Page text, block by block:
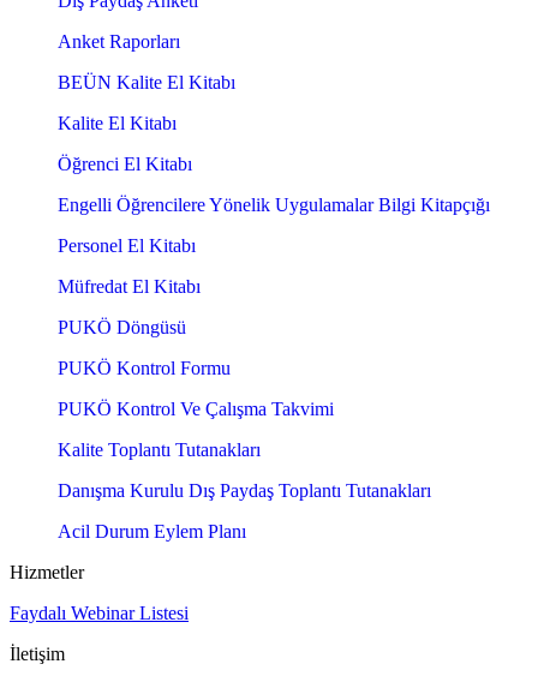
Anket Raporları
BEÜN Kalite El Kitabı
Kalite El Kitabı
Öğrenci El Kitabı
Engelli Öğrencilere Yönelik Uygulamalar Bilgi Kitapçığı
Personel El Kitabı
Müfredat El Kitabı
PUKÖ Döngüsü
PUKÖ Kontrol Formu
PUKÖ Kontrol Ve Çalışma Takvimi
Kalite Toplantı Tutanakları
Danışma Kurulu Dış Paydaş Toplantı Tutanakları
Acil Durum Eylem Planı
Hizmetler
Faydalı Webinar Listesi
İletişim